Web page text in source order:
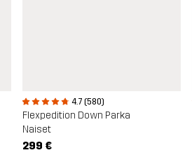
4.7 (580)
Flexpedition Down Parka
Naiset
299 €